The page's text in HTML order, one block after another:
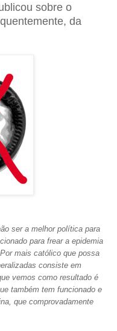
sobre o
da
ser a melhor política para
para frear a epidemia
mais católico que possa
consiste em
vemos como resultado é
também tem funcionado e
que comprovadamente